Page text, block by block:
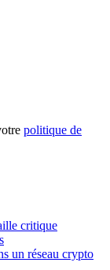
politique de
critique
un réseau crypto